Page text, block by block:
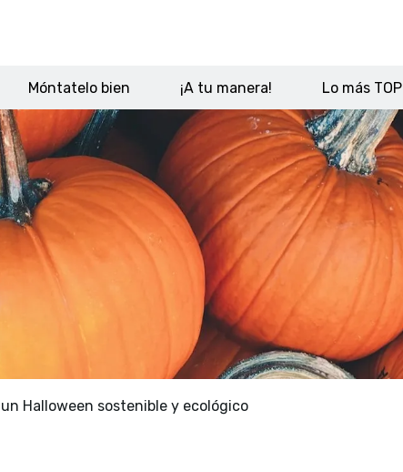
Móntatelo bien ¡A tu manera! Lo más TOP
Halloween sostenible y ecológico